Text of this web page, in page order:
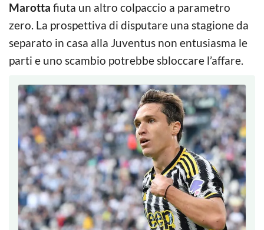
Marotta fiuta un altro colpaccio a parametro
zero. La prospettiva di disputare una stagione da
separato in casa alla Juventus non entusiasma le
parti e uno scambio potrebbe sbloccare l’affare.